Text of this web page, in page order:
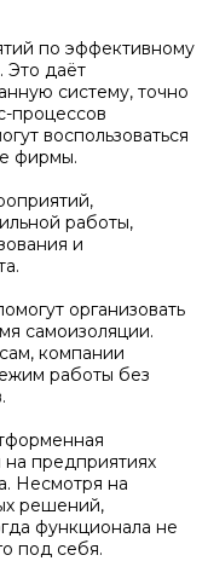
по эффективному
Это даёт
систему, точно
процессов
воспользоваться
фирмы.
работы,
и
организовать
самоизоляции.
компании
работы без
на предприятиях
Несмотря на
решений,
функционала не
под себя.